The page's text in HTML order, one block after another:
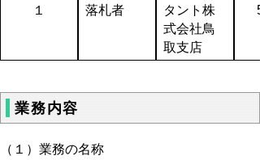
１ 落札者
タント株
式会社鳥
取支店
業務内容
（１）業務の名称